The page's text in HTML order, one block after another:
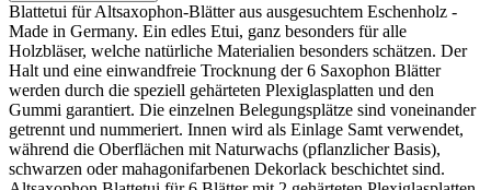
Blattetui für Altsaxophon-Blätter aus ausgesuchtem Eschenholz -
Made in Germany. Ein edles Etui, ganz besonders für alle
Holzbläser, welche natürliche Materialien besonders schätzen. Der
Halt und eine einwandfreie Trocknung der 6 Saxophon Blätter
werden durch die speziell gehärteten Plexiglasplatten und den
Gummi garantiert. Die einzelnen Belegungsplätze sind voneinander
getrennt und nummeriert. Innen wird als Einlage Samt verwendet,
während die Oberflächen mit Naturwachs (pflanzlicher Basis),
schwarzen oder mahagonifarbenen Dekorlack beschichtet sind.